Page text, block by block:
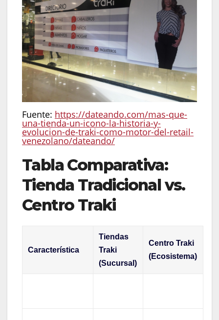
Fuente: https://dateando.com/mas-que-
una-tienda-un-icono-la-historia-y-
evolucion-de-traki-como-motor-del-retail-
venezolano/dateando/
Tabla Comparativa:
Tienda Tradicional vs.
Centro Traki
Característica
Tiendas
Traki
(Sucursal)
Centro Traki
(Ecosistema)